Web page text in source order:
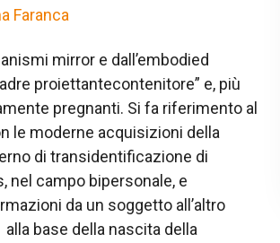
Faranca
mirror e dall’embodied
proiettantecontenitore” e, più
pregnanti. Si fa riferimento al
le moderne acquisizioni della
di transidentificazione di
nel campo bipersonale, e
da un soggetto all’altro
base della nascita della